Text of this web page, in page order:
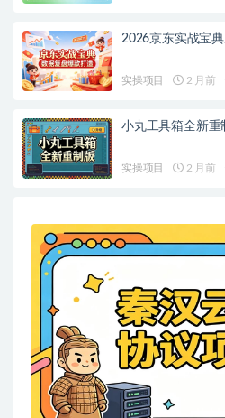
2026京东实战宝
实操项目 2 月前
小丸工具箱全新重
实操项目 2 月前